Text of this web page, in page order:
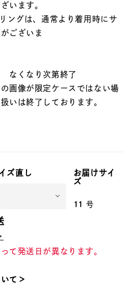
います。
ングは、通常より着用時にサ
ございま
なくなり次第終了
画像が限定ケースではない場
いは終了しております。
ズ直し
お届けサイ
ズ
11 号
て発送日が異なります。
て＞